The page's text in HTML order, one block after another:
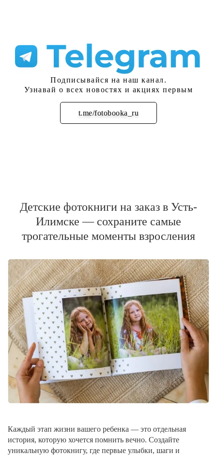
Подписывайся на наш канал.
Узнавай о всех новостях и акциях первым
t.me/fotobooka_ru
Подписаться
Детские фотокниги на заказ в Усть-
Илимске — сохраните самые
трогательные моменты взросления
Каждый этап жизни вашего ребенка — это отдельная
история, которую хочется помнить вечно. Создайте
уникальную фотокнигу, где первые улыбки, шаги и